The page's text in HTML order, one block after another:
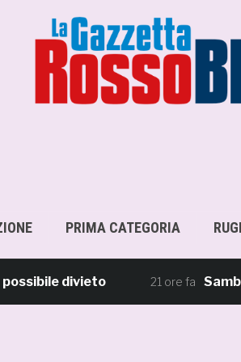
PRIMA CATEGORIA
divieto 21 ore fa Samb,